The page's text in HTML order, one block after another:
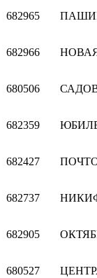
682965
682966
680506
682359
682427
682737
682905
680527